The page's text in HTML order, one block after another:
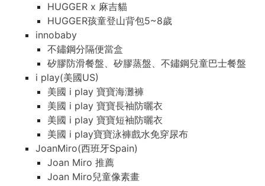
HUGGER x 麻吉貓
HUGGER孩童登山背包5~8歲
innobaby
不鏽鋼分隔便當盒
矽膠防滑餐盤、矽膠蒸盤、不鏽鋼兒童巴士餐盤
i play(美國US)
美國 i play 寶寶海灘褲
美國 i play 寶寶長袖防曬衣
美國 i play 寶寶短袖防曬衣
美國 i play寶寶泳褲戲水免穿尿布
JoanMiro(西班牙Spain)
Joan Miro 推薦
Joan Miro兒童像素畫